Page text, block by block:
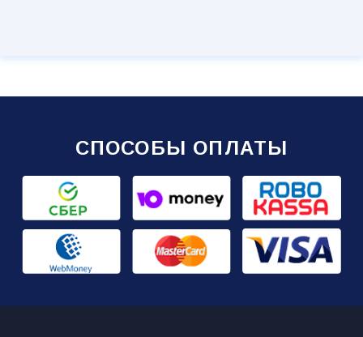
СПОСОБЫ ОПЛАТЫ